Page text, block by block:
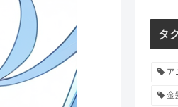
タ
ア
金